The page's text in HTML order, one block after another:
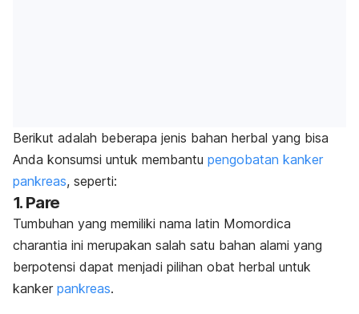
Berikut adalah beberapa jenis bahan herbal yang bisa
Anda konsumsi untuk membantu pengobatan kanker
pankreas, seperti:
1. Pare
Tumbuhan yang memiliki nama latin Momordica
charantia ini merupakan salah satu bahan alami yang
berpotensi dapat menjadi pilihan obat herbal untuk
kanker pankreas.